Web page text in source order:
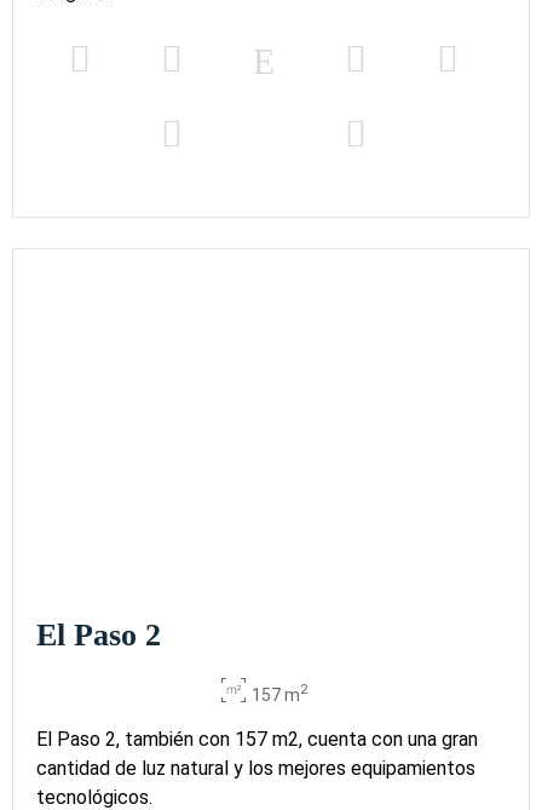
El Paso 2
157 m2
El Paso 2, también con 157 m2, cuenta con una gran
cantidad de luz natural y los mejores equipamientos
tecnológicos.